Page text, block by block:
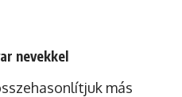
nevekkel
más